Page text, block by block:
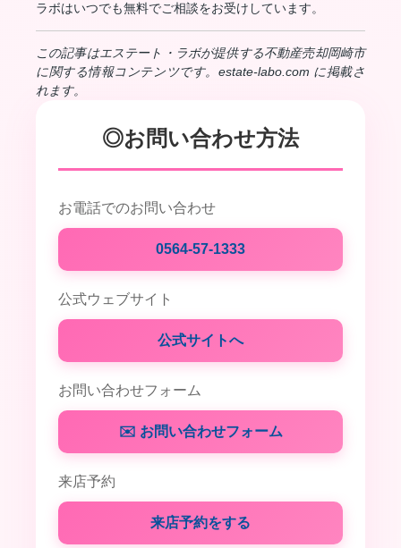
ラボはいつでも無料でご相談をお受けしています。
この記事はエステート・ラボが提供する不動産売却岡崎市
に関する情報コンテンツです。estate-labo.com に掲載さ
れます。
◎お問い合わせ方法
お電話でのお問い合わせ
0564-57-1333
公式ウェブサイト
公式サイトへ
お問い合わせフォーム
✉️ お問い合わせフォーム
来店予約
来店予約をする